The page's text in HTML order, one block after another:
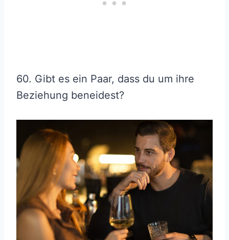
60. Gibt es ein Paar, dass du um ihre
Beziehung beneidest?